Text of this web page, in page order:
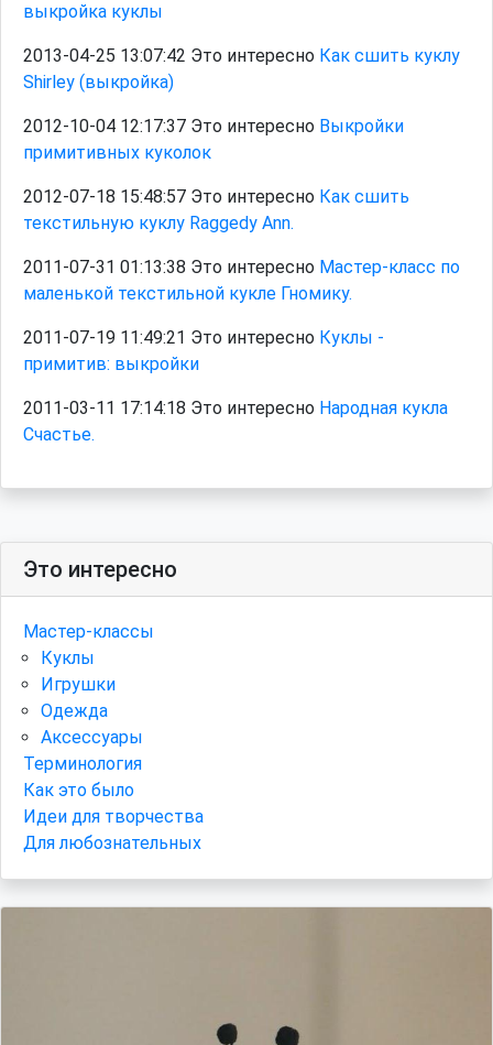
выкройка куклы
2013-04-25 13:07:42 Это интересно Как сшить куклу
Shirley (выкройка)
2012-10-04 12:17:37 Это интересно Выкройки
примитивных куколок
2012-07-18 15:48:57 Это интересно Как сшить
текстильную куклу Raggedy Ann.
2011-07-31 01:13:38 Это интересно Мастер-класс по
маленькой текстильной кукле Гномику.
2011-07-19 11:49:21 Это интересно Куклы -
примитив: выкройки
2011-03-11 17:14:18 Это интересно Народная кукла
Счастье.
Это интересно
Мастер-классы
Куклы
Игрушки
Одежда
Аксессуары
Терминология
Как это было
Идеи для творчества
Для любознательных